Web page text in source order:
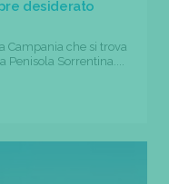
desiderato
Campania che si trova
Penisola Sorrentina....